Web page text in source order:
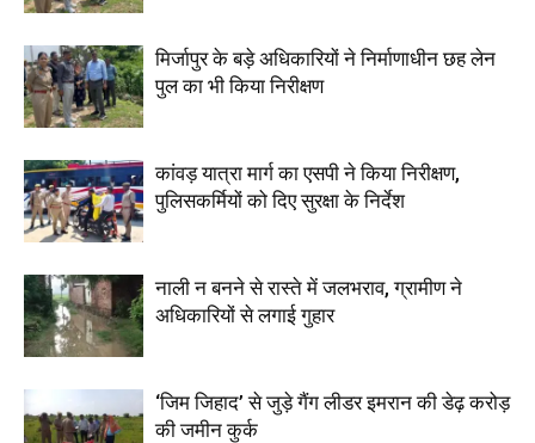
मिर्जापुर के बड़े अधिकारियों ने निर्माणाधीन छह लेन
पुल का भी किया निरीक्षण
कांवड़ यात्रा मार्ग का एसपी ने किया निरीक्षण,
पुलिसकर्मियों को दिए सुरक्षा के निर्देश
नाली न बनने से रास्ते में जलभराव, ग्रामीण ने
अधिकारियों से लगाई गुहार
‘जिम जिहाद’ से जुड़े गैंग लीडर इमरान की डेढ़ करोड़
की जमीन कुर्क